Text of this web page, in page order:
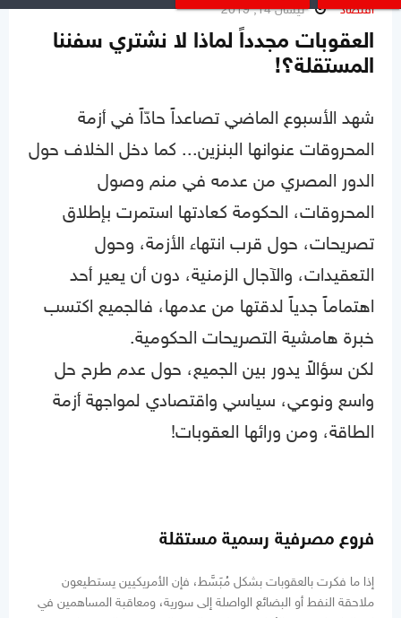
اقتصاد نيسان 14, 2019
العقوبات مجدداً لماذا لا نشتري سفننا
المستقلة؟!
شهد الأسبوع الماضي تصاعداً حادّاً في أزمة
المحروقات عنوانها البنزين... كما دخل الخلاف حول
الدور المصري من عدمه في منم وصول
المحروقات، الحكومة كعادتها استمرت بإطلاق
تصريحات، حول قرب انتهاء الأزمة، وحول
التعقيدات، والآجال الزمنية، دون أن يعير أحد
اهتماماً جدياً لدقتها من عدمها، فالجميع اكتسب
خبرة هامشية التصريحات الحكومية.
لكن سؤالاً يدور بين الجميع، حول عدم طرح حل
واسع ونوعي، سياسي واقتصادي لمواجهة أزمة
الطاقة، ومن ورائها العقوبات!
فروع مصرفية رسمية مستقلة
إذا ما فكرت بالعقوبات بشكل مُبَسَّط، فإن الأمريكيين يستطيعون
ملاحقة النفط أو البضائع الواصلة إلى سورية، ومعاقبة المساهمين في